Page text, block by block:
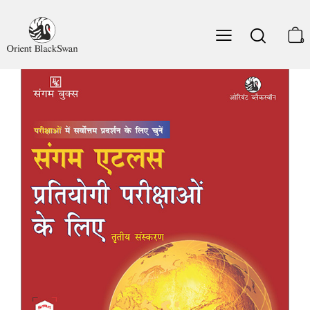
0
वनस्पति और जनसंख्या का घनत्व
80. उत्तर अमेरिका – अर्थव्यवस्था
82. उत्तर अमेरिका – मध्य अमेरिका और वेस्ट इंडीज़
83. दक्षिण अमेरिका – प्राकृतिक
84. दक्षिण अमेरिका – राजनीतिक
85. दक्षिण अमेरिका – जलवायु, जलवायु प्रदेश, प्राकृतिक
वनस्पति और जनसंख्या का घनत्व
86. दक्षिण अमेरिका – अर्थव्यवस्था
ध्रुवीय प्रदेश
87. उत्तर ध्रुवीय और दक्षिण ध्रुवीय प्रदेश
विश्व